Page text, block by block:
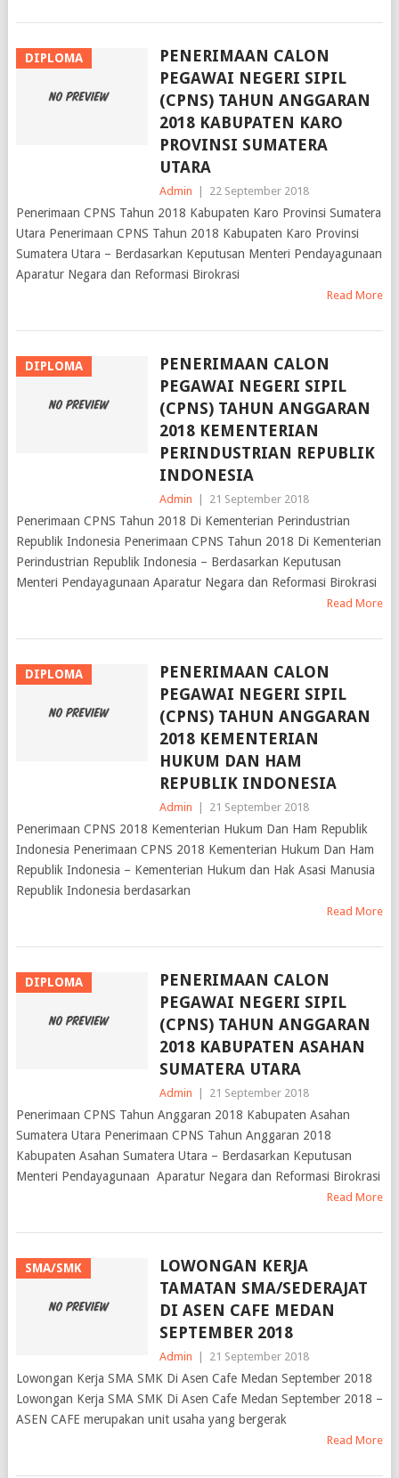
DIPLOMA
PENERIMAAN CALON
PEGAWAI NEGERI SIPIL
(CPNS) TAHUN ANGGARAN
2018 KABUPATEN KARO
PROVINSI SUMATERA
UTARA
Admin 22 September 2018
Penerimaan CPNS Tahun 2018 Kabupaten Karo Provinsi Sumatera
Utara Penerimaan CPNS Tahun 2018 Kabupaten Karo Provinsi
Sumatera Utara – Berdasarkan Keputusan Menteri Pendayagunaan
Aparatur Negara dan Reformasi Birokrasi
Read More
DIPLOMA
PENERIMAAN CALON
PEGAWAI NEGERI SIPIL
(CPNS) TAHUN ANGGARAN
2018 KEMENTERIAN
PERINDUSTRIAN REPUBLIK
INDONESIA
Admin 21 September 2018
Penerimaan CPNS Tahun 2018 Di Kementerian Perindustrian
Republik Indonesia Penerimaan CPNS Tahun 2018 Di Kementerian
Perindustrian Republik Indonesia – Berdasarkan Keputusan
Menteri Pendayagunaan Aparatur Negara dan Reformasi Birokrasi
Read More
DIPLOMA
PENERIMAAN CALON
PEGAWAI NEGERI SIPIL
(CPNS) TAHUN ANGGARAN
2018 KEMENTERIAN
HUKUM DAN HAM
REPUBLIK INDONESIA
Admin 21 September 2018
Penerimaan CPNS 2018 Kementerian Hukum Dan Ham Republik
Indonesia Penerimaan CPNS 2018 Kementerian Hukum Dan Ham
Republik Indonesia – Kementerian Hukum dan Hak Asasi Manusia
Republik Indonesia berdasarkan
Read More
DIPLOMA
PENERIMAAN CALON
PEGAWAI NEGERI SIPIL
(CPNS) TAHUN ANGGARAN
2018 KABUPATEN ASAHAN
SUMATERA UTARA
Admin 21 September 2018
Penerimaan CPNS Tahun Anggaran 2018 Kabupaten Asahan
Sumatera Utara Penerimaan CPNS Tahun Anggaran 2018
Kabupaten Asahan Sumatera Utara – Berdasarkan Keputusan
Menteri Pendayagunaan Aparatur Negara dan Reformasi Birokrasi
Read More
SMA/SMK
LOWONGAN KERJA
TAMATAN SMA/SEDERAJAT
DI ASEN CAFE MEDAN
SEPTEMBER 2018
Admin 21 September 2018
Lowongan Kerja SMA SMK Di Asen Cafe Medan September 2018
Lowongan Kerja SMA SMK Di Asen Cafe Medan September 2018 –
ASEN CAFE merupakan unit usaha yang bergerak
Read More